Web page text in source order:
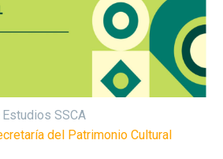
SSCA
del Patrimonio Cultural